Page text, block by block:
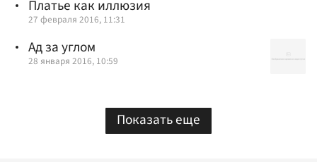
Платье как иллюзия
27 февраля 2016, 11:31
Ад за углом
28 января 2016, 10:59
Показать еще